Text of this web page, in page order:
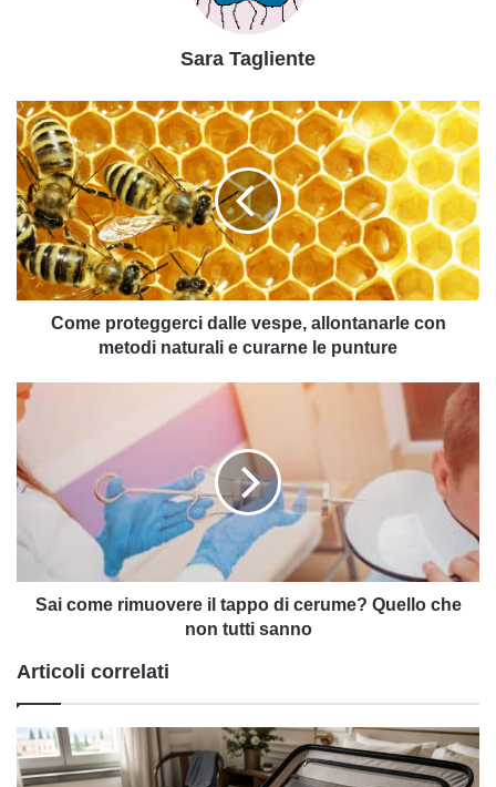
Sara Tagliente
Come
proteggerci
dalle
vespe,
allontanarle
con
metodi
naturali
e
curarneCome proteggerci dalle vespe, allontanarle con
metodi naturali e curarne le punture
Sai
come
il
tappo
che
nonSai come rimuovere il tappo di cerume? Quello che
non tutti sanno
Articoli correlati